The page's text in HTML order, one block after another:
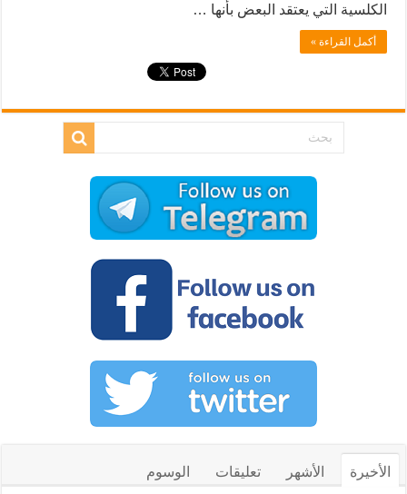
الكلسية التي يعتقد البعض بأنها …
أكمل القراءة »
الأخيرة الأشهر تعليقات الوسوم